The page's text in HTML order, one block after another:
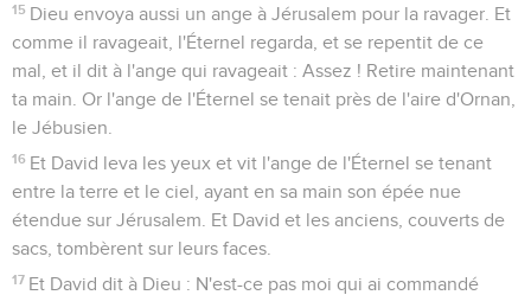
15 Dieu envoya aussi un ange à Jérusalem pour la ravager. Et
comme il ravageait, l'Éternel regarda, et se repentit de ce
mal, et il dit à l'ange qui ravageait : Assez ! Retire maintenant
ta main. Or l'ange de l'Éternel se tenait près de l'aire d'Ornan,
le Jébusien.
16 Et David leva les yeux et vit l'ange de l'Éternel se tenant
entre la terre et le ciel, ayant en sa main son épée nue
étendue sur Jérusalem. Et David et les anciens, couverts de
sacs, tombèrent sur leurs faces.
17 Et David dit à Dieu : N'est-ce pas moi qui ai commandé